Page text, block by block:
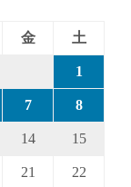
金 土
1
7 8
14 15
21 22